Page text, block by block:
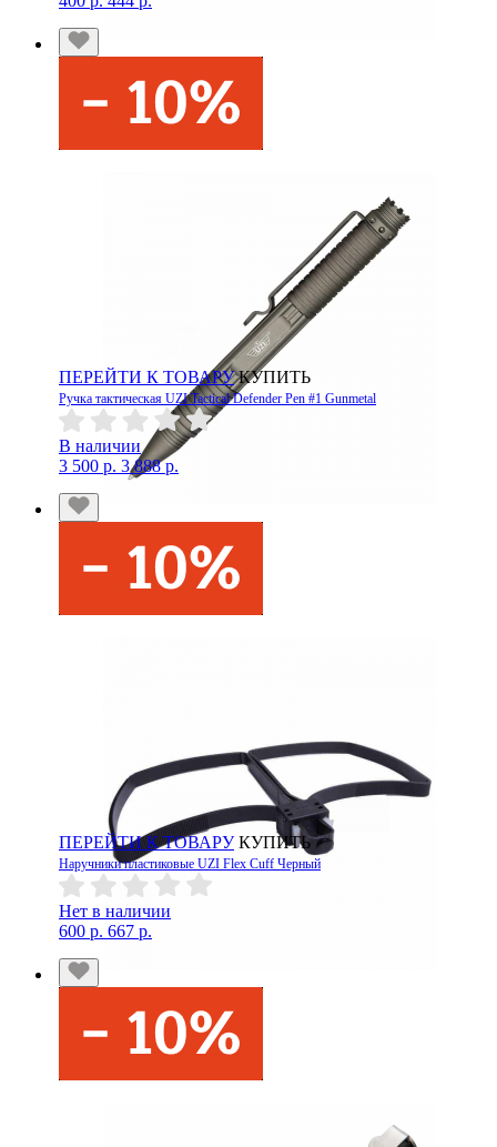
ПЕРЕЙТИ К ТОВАРУ КУПИТЬ
Ручка тактическая UZI Tactical Defender Pen #1 Gunmetal
В наличии
3 500 р. 3 888 р.
ПЕРЕЙТИ К ТОВАРУ КУПИТЬ
Наручники пластиковые UZI Flex Cuff Черный
Нет в наличии
600 р. 667 р.